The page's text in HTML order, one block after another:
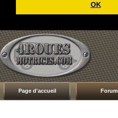
OK
Page d'accueil Forum